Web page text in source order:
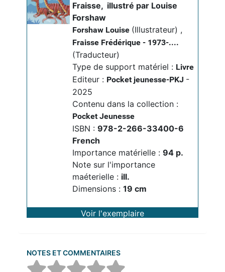
Fraisse, illustré par Louise
Forshaw
Forshaw Louise (Illustrateur) ,
Fraisse Frédérique - 1973-....
(Traducteur)
Type de support matériel : Livre
Editeur : Pocket jeunesse-PKJ -
2025
Contenu dans la collection :
Pocket Jeunesse
ISBN : 978-2-266-33400-6
French
Importance matérielle : 94 p.
Note sur l'importance
maéterielle : ill.
Dimensions : 19 cm
Voir l'exemplaire
NOTES ET COMMENTAIRES